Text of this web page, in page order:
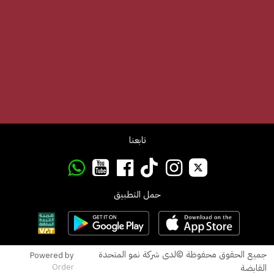
تابعنا
حمل التطبيق
جميع الحقوق محفوظة ©لدى شركة نمو المتحدة
القابضة
Powered by
Order